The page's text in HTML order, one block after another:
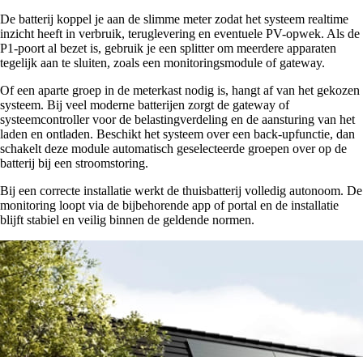
De batterij koppel je aan de slimme meter zodat het systeem realtime
inzicht heeft in verbruik, teruglevering en eventuele PV-opwek. Als de
P1-poort al bezet is, gebruik je een splitter om meerdere apparaten
tegelijk aan te sluiten, zoals een monitoringsmodule of gateway.
Of een aparte groep in de meterkast nodig is, hangt af van het gekozen
systeem. Bij veel moderne batterijen zorgt de gateway of
systeemcontroller voor de belastingverdeling en de aansturing van het
laden en ontladen. Beschikt het systeem over een back-upfunctie, dan
schakelt deze module automatisch geselecteerde groepen over op de
batterij bij een stroomstoring.
Bij een correcte installatie werkt de thuisbatterij volledig autonoom. De
monitoring loopt via de bijbehorende app of portal en de installatie
blijft stabiel en veilig binnen de geldende normen.